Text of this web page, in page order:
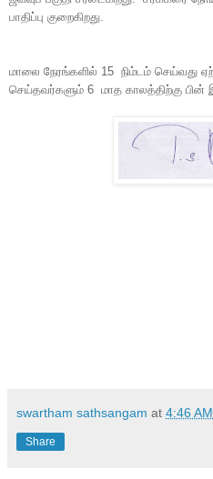
பாதிப்பு குறைகிறது.
மாலை நேரங்களில் 15 நிம்டம் செய்வது
செய்தவர்களும் 6 மாத காலத்திற்கு பின்
swartham sathsangam at 4:46 AM
Share